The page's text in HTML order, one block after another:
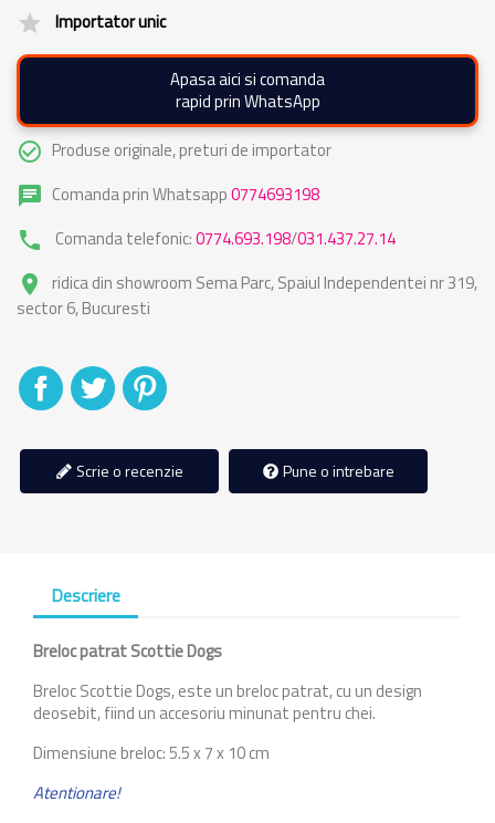
grade Importator unic
Apasa aici si comanda
rapid prin WhatsApp
check_circle_outline Produse originale, preturi de importator
chat Comanda prin Whatsapp0774693198
phone Comanda telefonic:0774.693.198/031.437.27.14
place
ridica din showroom Sema Parc, Spaiul Independentei nr 319,
sector 6, Bucuresti
DistribuitiTweet
Scrie o recenzie Pune o intrebare
Descriere
Breloc patrat Scottie Dogs
Breloc Scottie Dogs, este un breloc patrat, cu un design
deosebit, fiind un accesoriu minunat pentru chei.
Dimensiune breloc: 5.5 x 7 x 10 cm
Atentionare!